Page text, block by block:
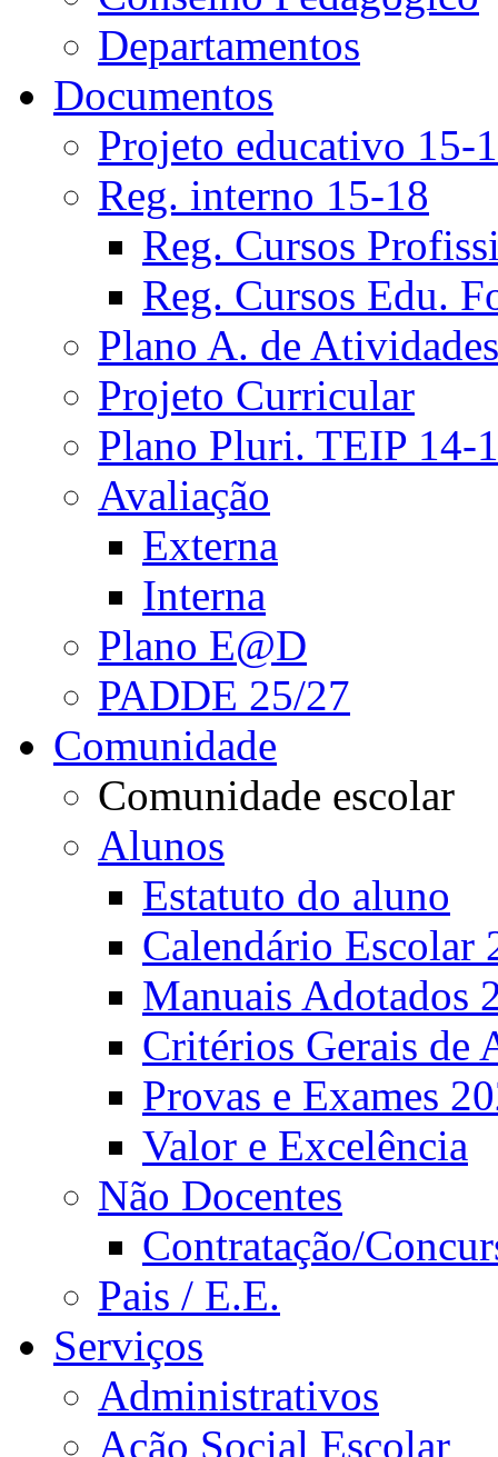
Departamentos
Documentos
Projeto educativo 15-
Reg. interno 15-18
Reg. Cursos
Reg. Cursos Edu.
Plano A. de Atividades
Projeto Curricular
Plano Pluri. TEIP 14-
Avaliação
Externa
Interna
Plano E@D
PADDE 25/27
Comunidade
Comunidade escolar
Alunos
Estatuto do aluno
Calendário Escolar
Manuais Adotados
Critérios Gerais de
Provas e Exames
Valor e Excelência
Não Docentes
Contratação/
Pais / E.E.
Serviços
Administrativos
Ação Social Escolar